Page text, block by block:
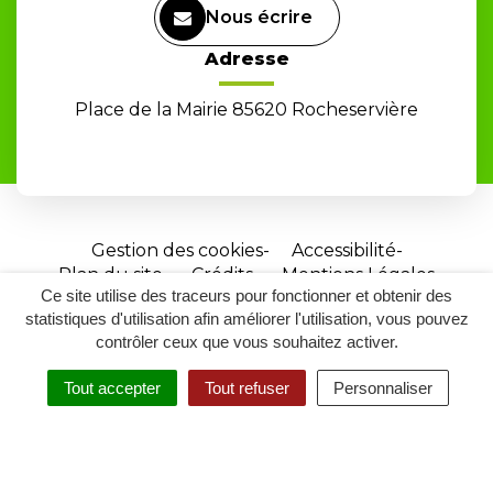
Ce site utilise des traceurs pour fonctionner et obtenir des
statistiques d'utilisation afin améliorer l'utilisation, vous pouvez
contrôler ceux que vous souhaitez activer.
Tout accepter Tout refuser Personnaliser
RECHERCHER
ACCESSIBILITÉ
Nous écrire
Adresse
Place de la Mairie 85620 Rocheservière
Gestion des cookies
Accessibilité
Plan du site
Crédits
Mentions Légales
Site
réalisé
par
Inovagora